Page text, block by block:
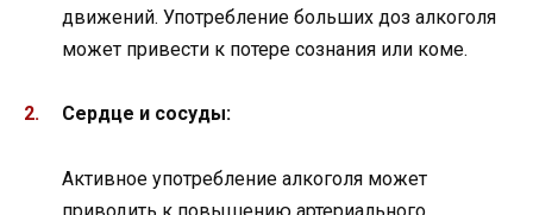
движений. Употребление больших доз алкоголя
может привести к потере сознания или коме.
Сердце и сосуды:
Активное употребление алкоголя может
приводить к повышению артериального